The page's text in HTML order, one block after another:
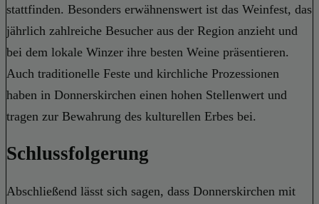
stattfinden. Besonders erwähnenswert ist das Weinfest, das
jährlich zahlreiche Besucher aus der Region anzieht und
bei dem lokale Winzer ihre besten Weine präsentieren.
Auch traditionelle Feste und kirchliche Prozessionen
haben in Donnerskirchen einen hohen Stellenwert und
tragen zur Bewahrung des kulturellen Erbes bei.
Schlussfolgerung
Abschließend lässt sich sagen, dass Donnerskirchen mit